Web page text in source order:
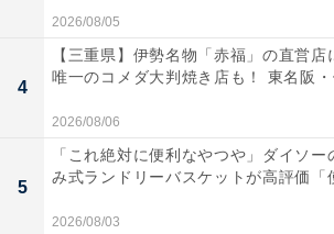
2026/08/05
4
【三重県】伊勢名物「赤福」の直営店
唯一のコメダ大判焼き店も！ 東名阪・
2026/08/06
5
「これ絶対に便利なやつや」ダイソー
み式ランドリーバスケットが高評価「
2026/08/03